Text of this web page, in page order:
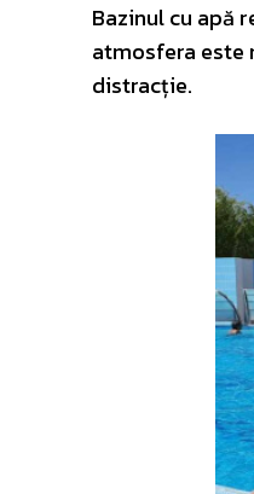
Bazinul cu apă
atmosfera este
distracție.